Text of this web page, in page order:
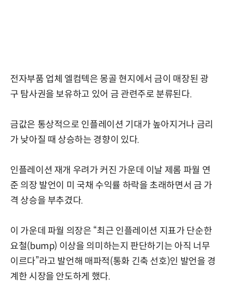
전자부품 업체 엘컴텍은 몽골 현지에서 금이 매장된 광
구 탐사권을 보유하고 있어 금 관련주로 분류된다.
금값은 통상적으로 인플레이션 기대가 높아지거나 금리
가 낮아질 때 상승하는 경향이 있다.
인플레이션 재개 우려가 커진 가운데 이날 제롬 파월 연
준 의장 발언이 미 국채 수익률 하락을 초래하면서 금 가
격 상승을 부추겼다.
이 가운데 파월 의장은 “최근 인플레이션 지표가 단순한
요철(bump) 이상을 의미하는지 판단하기는 아직 너무
이르다”라고 발언해 매파적(통화 긴축 선호)인 발언을 경
계한 시장을 안도하게 했다.